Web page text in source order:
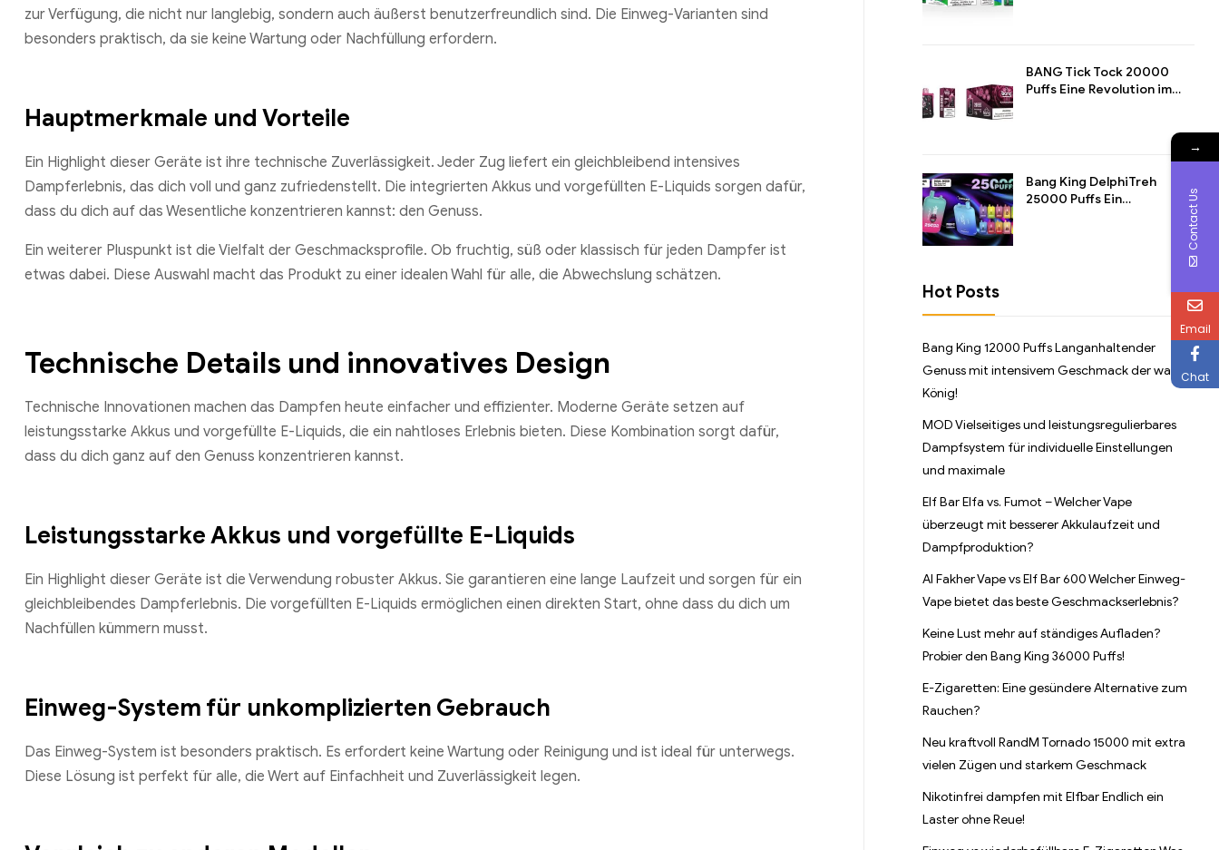
zur Verfügung, die nicht nur langlebig, sondern auch äußerst benutzerfreundlich sind. Die Einweg-Varianten sind
besonders praktisch, da sie keine Wartung oder Nachfüllung erfordern.
Hauptmerkmale und Vorteile
Ein Highlight dieser Geräte ist ihre technische Zuverlässigkeit. Jeder Zug liefert ein gleichbleibend intensives
Dampferlebnis, das dich voll und ganz zufriedenstellt. Die integrierten Akkus und vorgefüllten E-Liquids sorgen dafür,
dass du dich auf das Wesentliche konzentrieren kannst: den Genuss.
Ein weiterer Pluspunkt ist die Vielfalt der Geschmacksprofile. Ob fruchtig, süß oder klassisch für jeden Dampfer ist
etwas dabei. Diese Auswahl macht das Produkt zu einer idealen Wahl für alle, die Abwechslung schätzen.
Technische Details und innovatives Design
Technische Innovationen machen das Dampfen heute einfacher und effizienter. Moderne Geräte setzen auf
leistungsstarke Akkus und vorgefüllte E-Liquids, die ein nahtloses Erlebnis bieten. Diese Kombination sorgt dafür,
dass du dich ganz auf den Genuss konzentrieren kannst.
Leistungsstarke Akkus und vorgefüllte E-Liquids
Ein Highlight dieser Geräte ist die Verwendung robuster Akkus. Sie garantieren eine lange Laufzeit und sorgen für ein
gleichbleibendes Dampferlebnis. Die vorgefüllten E-Liquids ermöglichen einen direkten Start, ohne dass du dich um
Nachfüllen kümmern musst.
Einweg-System für unkomplizierten Gebrauch
Das Einweg-System ist besonders praktisch. Es erfordert keine Wartung oder Reinigung und ist ideal für unterwegs.
Diese Lösung ist perfekt für alle, die Wert auf Einfachheit und Zuverlässigkeit legen.
BANG Tick Tock 20000
Puffs Eine Revolution im
Bang King DelphiTreh
25000 Puffs Ein
Hot Posts
Bang King 12000 Puffs Langanhaltender
Genuss mit intensivem Geschmack der wahre
König!
MOD Vielseitiges und leistungsregulierbares
Dampfsystem für individuelle Einstellungen
und maximale
Elf Bar Elfa vs. Fumot – Welcher Vape
überzeugt mit besserer Akkulaufzeit und
Dampfproduktion?
Al Fakher Vape vs Elf Bar 600 Welcher Einweg-
Vape bietet das beste Geschmackserlebnis?
Keine Lust mehr auf ständiges Aufladen?
Probier den Bang King 36000 Puffs!
E-Zigaretten: Eine gesündere Alternative zum
Rauchen?
Neu kraftvoll RandM Tornado 15000 mit extra
vielen Zügen und starkem Geschmack
Nikotinfrei dampfen mit Elfbar Endlich ein
Laster ohne Reue!
→
Contact Us
Email
Chat